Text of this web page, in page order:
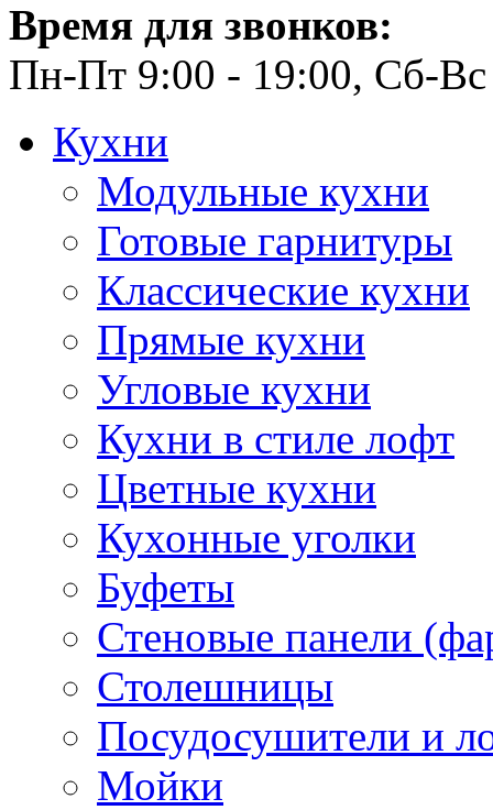
Время для звонков:
Пн-Пт 9:00 - 19:00, Сб-Вс
Кухни
Модульные кухни
Готовые гарнитуры
Классические кухни
Прямые кухни
Угловые кухни
Кухни в стиле лофт
Цветные кухни
Кухонные уголки
Буфеты
Стеновые панели
Столешницы
Посудосушители и
Мойки